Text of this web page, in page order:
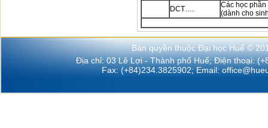
DCT….
Các học phần
(dành cho
Bản quyền thuộc Đại học Huế ©
Địa chỉ: 03 Lê Lợi - Thành phố Huế; Điện thoại:
Fax: (+84)234.3825902; Email: